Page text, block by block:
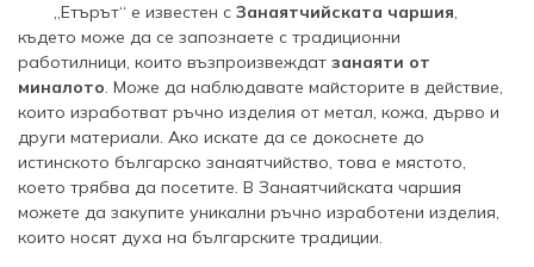
„Етърът“ е известен с Занаятчийската чаршия,
където може да се запознаете с традиционни
работилници, които възпроизвеждат занаяти от
миналото. Може да наблюдавате майсторите в действие,
които изработват ръчно изделия от метал, кожа, дърво и
други материали. Ако искате да се докоснете до
истинското българско занаятчийство, това е мястото,
което трябва да посетите. В Занаятчийската чаршия
можете да закупите уникални ръчно изработени изделия,
които носят духа на българските традиции.